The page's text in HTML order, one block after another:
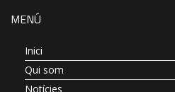
MENÚ
Inici
Qui som
Notícies